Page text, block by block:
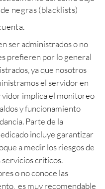
negras (blacklists)
ser administrados o no
prefieren por lo general
ya que nosotros
el servidor en
implica el monitoreo
y funcionamiento
Parte de la
incluye garantizar
a medir los riesgos de
servicios críticos.
o no conoce las
es muy recomendable